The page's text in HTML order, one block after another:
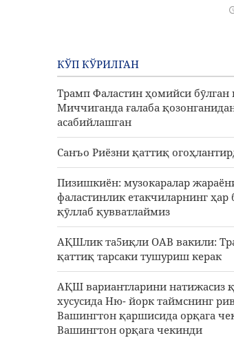
КЎП КЎРИЛГАН
Трамп Фаластин ҳомийси
Миччиганда ғалаба
асабийлашган
Санъо Риёзни қаттиқ
Пизишкиён: музокаралар
фаластинлик етакчиларнинг
қӯллаб қувватлаймиз
АҚШлик та5иқли ОАВ вакили:
қаттиқ тарсаки тушуриш керак
АҚШ вариантларини натижасиз
хусусида Ню- йорк таймснинг
Вашингтон қаршисида орқага
Вашингтон орқага чекинди